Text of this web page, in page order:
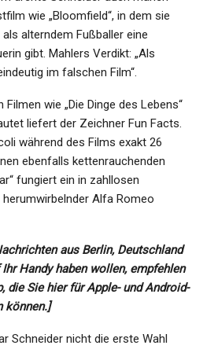
wie „Bloomfield“, in dem sie
alterndem Fußballer eine
gibt. Mahlers Verdikt: „Als
im falschen Film“.
wie „Die Dinge des Lebens“
liefert der Zeichner Fun Facts.
während des Films exakt 26
ebenfalls kettenrauchenden
fungiert ein in zahllosen
Alfa Romeo
aus Berlin, Deutschland
Handy haben wollen, empfehlen
die Sie hier für Apple- und Android-
können.]
Schneider nicht die erste Wahl